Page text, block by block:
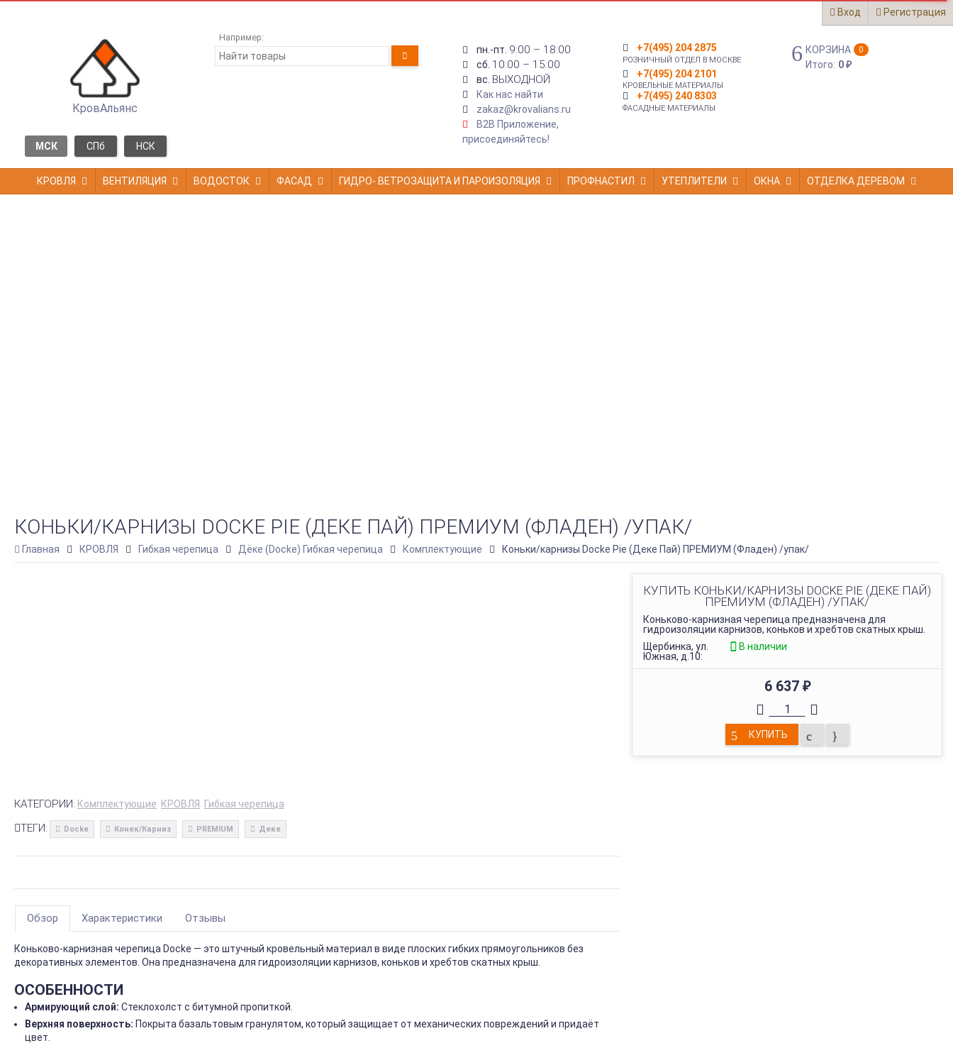
Вход Регистрация
КровАльянс
МСК СПб НСК
Например:
пн.-пт. 9:00 – 18:00
сб. 10:00 – 15:00
вс. ВЫХОДНОЙ
Как нас найти
zakaz@krovalians.ru
B2B Приложение,
присоединяйтесь!
+7(495) 204 2875
РОЗНИЧНЫЙ ОТДЕЛ В МОСКВЕ
+7(495) 204 2101
КРОВЕЛЬНЫЕ МАТЕРИАЛЫ
+7(495) 240 8303
ФАСАДНЫЕ МАТЕРИАЛЫ
КОРЗИНА 0
Итого: 0₽
КРОВЛЯ ВЕНТИЛЯЦИЯ ВОДОСТОК ФАСАД ГИДРО- ВЕТРОЗАЩИТА И ПАРОИЗОЛЯЦИЯ ПРОФНАСТИЛ УТЕПЛИТЕЛИ ОКНА ОТДЕЛКА ДЕРЕВОМ
КОНЬКИ/КАРНИЗЫ DOCKE PIE (ДЕКЕ ПАЙ) ПРЕМИУМ (ФЛАДЕН) /УПАК/
Главная КРОВЛЯ Гибкая черепица Дёке (Docke) Гибкая черепица Комплектующие Коньки/карнизы Docke Pie (Деке Пай) ПРЕМИУМ (Фладен) /упак/
КУПИТЬ КОНЬКИ/КАРНИЗЫ DOCKE PIE (ДЕКЕ ПАЙ)
ПРЕМИУМ (ФЛАДЕН) /УПАК/
Коньково-карнизная черепица предназначена для
гидроизоляции карнизов, коньков и хребтов скатных крыш.
Щербинка, ул.
Южная, д.10:
В наличии
6 637 ₽
КУПИТЬ
КАТЕГОРИИ: Комплектующие КРОВЛЯ Гибкая черепица
ТЕГИ: Docke Конек/Карниз PREMIUM Деке
Обзор Характеристики Отзывы
Коньково-карнизная черепица Docke — это штучный кровельный материал в виде плоских гибких прямоугольников без
декоративных элементов. Она предназначена для гидроизоляции карнизов, коньков и хребтов скатных крыш.
ОСОБЕННОСТИ
Армирующий слой: Стеклохолст с битумной пропиткой.
Верхняя поверхность: Покрыта базальтовым гранулятом, который защищает от механических повреждений и придаёт
цвет.